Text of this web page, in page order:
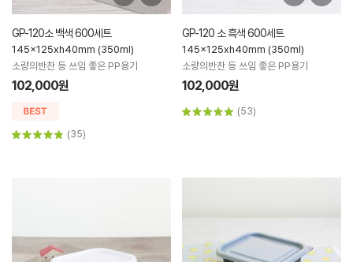
GP-120소 백색 600세트
145x125xh40mm (350ml)
소량의반찬 등 쓰임 좋은 PP용기
102,000원
(35)
GP-120 소 흑색 600세트
145x125xh40mm (350ml)
소량의반찬 등 쓰임 좋은 PP용기
102,000원
(53)